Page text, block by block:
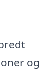
og